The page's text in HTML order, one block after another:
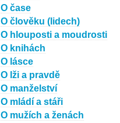
O čase
O člověku (lidech)
O hlouposti a moudrosti
O knihách
O lásce
O lži a pravdě
O manželství
O mládí a stáři
O mužích a ženách